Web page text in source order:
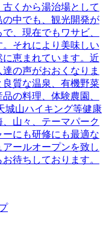
くから湯治場として
中でも、観光開発が
、現在でもワサビ、
それにより美味しい
恵まれています。近
の声がおおくなりま
質な温泉、有機野菜
の料理、体験農園、
城山ハイキング等健康
山々、テーマパーク
にも研修にも最適な
ールオープンを致し
待ちしております。